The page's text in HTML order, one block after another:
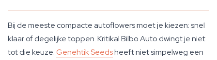
Bij de meeste compacte autoflowers moet je kiezen: snel
klaar of degelijke toppen. Kritikal Bilbo Auto dwingt je niet
tot die keuze.Genehtik Seedsheeft niet simpelweg een